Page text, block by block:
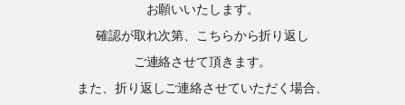
お願いいたします。
確認が取れ次第、こちらから折り返し
ご連絡させて頂きます。
また、折り返しご連絡させていただく場合、